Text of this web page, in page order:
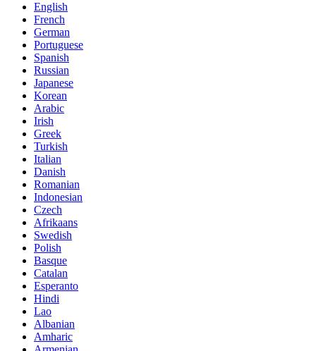
English
French
German
Portuguese
Spanish
Russian
Japanese
Korean
Arabic
Irish
Greek
Turkish
Italian
Danish
Romanian
Indonesian
Czech
Afrikaans
Swedish
Polish
Basque
Catalan
Esperanto
Hindi
Lao
Albanian
Amharic